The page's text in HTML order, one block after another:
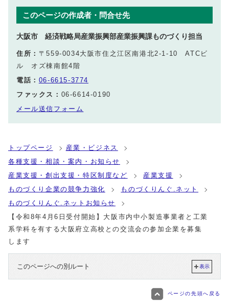
このページの作成者・問合せ先
大阪市 経済戦略局産業振興部産業振興課ものづくり担当
住所： 〒559-0034大阪市住之江区南港北2‐1‐10 ATCビ
ル オズ棟南館4階
電話： 06-6615-3774
ファックス： 06-6614-0190
メール送信フォーム
トップページ
産業・ビジネス
各種支援・相談・案内・お知らせ
産業支援・創出支援・特区制度など
産業支援
ものづくり企業の競争力強化
ものづくりんぐ.ネット
ものづくりんぐ.ネットお知らせ
【令和8年4月6日受付開始】大阪市内中小製造事業者と工業
系学科を有する大阪府立高校との交流会の参加企業を募集
します
このページへの別ルート 表示
ページの先頭へ戻る